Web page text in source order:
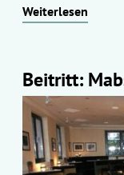
Weiterlesen
Beitritt: